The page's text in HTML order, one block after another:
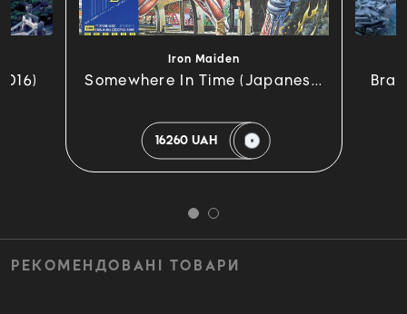
Iron Maiden
Somewhere In Time (Japanes...
16260 UAH
РЕКОМЕНДОВАНІ ТОВАРИ